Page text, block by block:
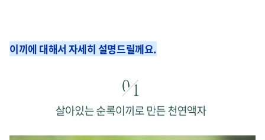
이끼에 대해서 자세히 설명드릴께요.